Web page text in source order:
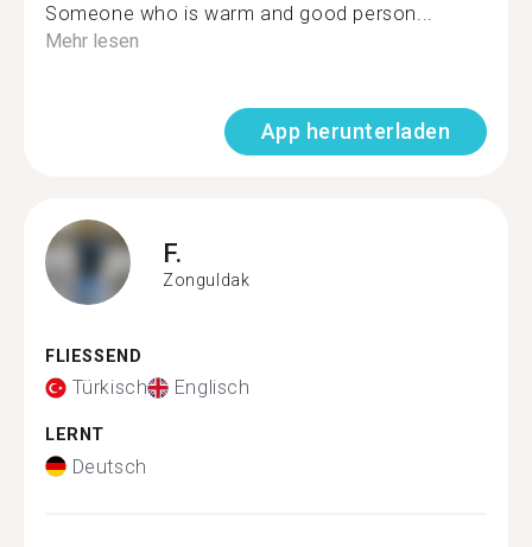
Someone who is warm and good person...
Mehr lesen
App herunterladen
F.
Zonguldak
FLIESSEND
Türkisch Englisch
LERNT
Deutsch